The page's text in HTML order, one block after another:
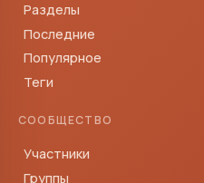
Разделы
Последние
Популярное
Теги
СООБЩЕСТВО
Участники
Группы